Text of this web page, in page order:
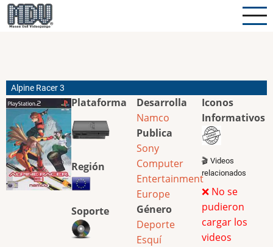
Pasar
al
Alpine Racer 3
Plataforma
Región
Soporte
Desarrolla
Namco
Publica
Sony
Computer
Entertainment
Europe
Género
Deporte
Esquí
Iconos
Informativos
🎬 Videos
relacionados
❌ No se
pudieron
cargar los
videos